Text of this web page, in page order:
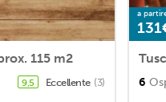
115 m2
9,5 Eccellente (3)
a
6